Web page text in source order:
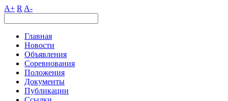
A+ R A-
Главная
Новости
Объявления
Соревнования
Положения
Документы
Публикации